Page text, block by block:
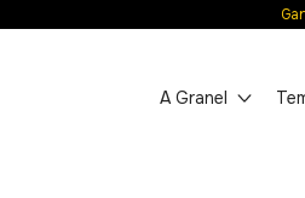
A Granel